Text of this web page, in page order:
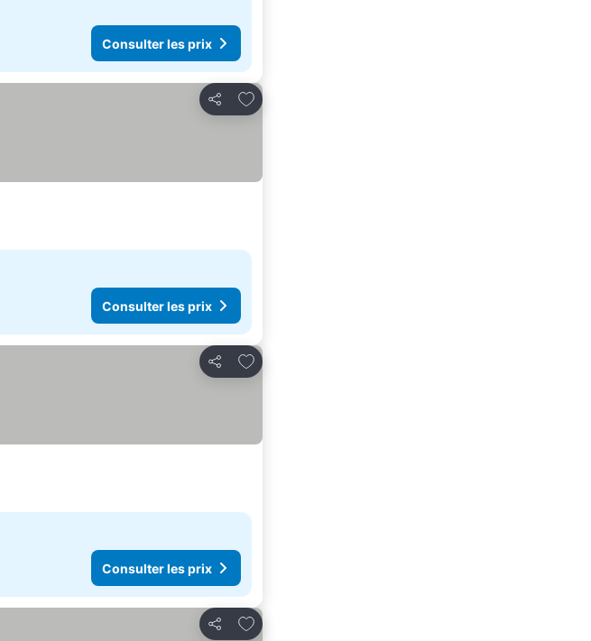
Consulter les prix
Partager
Ajouter à mes favoris
Consulter les prix
Partager
Ajouter à mes favoris
Consulter les prix
Partager
Ajouter à mes favoris